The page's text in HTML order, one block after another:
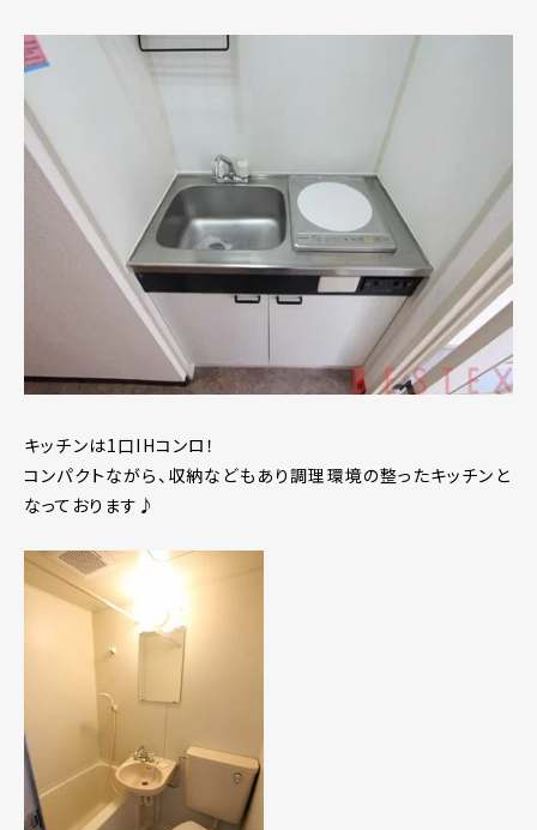
キッチンは1口IHコンロ！
コンパクトながら、収納などもあり調理環境の整ったキッチンと
なっております♪